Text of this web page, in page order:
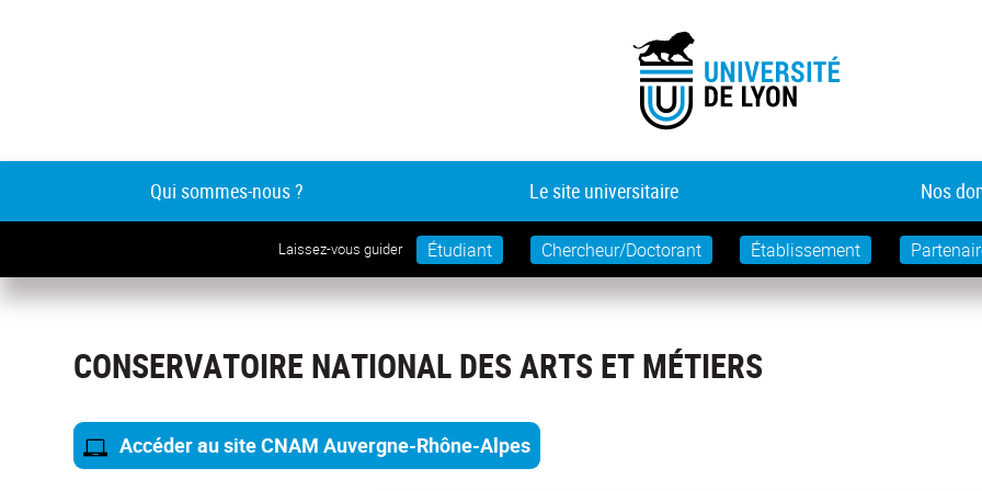
Qui sommes-nous ? Le site universitaire Nos
Laissez-vous guider Étudiant Chercheur/Doctorant Établissement
CONSERVATOIRE NATIONAL DES ARTS ET MÉTIERS
Accéder au site CNAM Auvergne-Rhône-Alpes